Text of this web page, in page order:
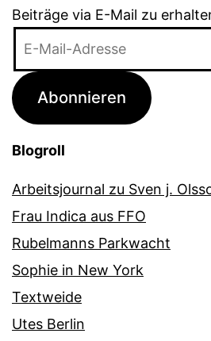
Beiträge via E-Mail zu
Adresse
Abonnieren
Blogroll
Arbeitsjournal zu Sven j.
Frau Indica aus FFO
Rubelmanns Parkwacht
Sophie in New York
Textweide
Utes Berlin